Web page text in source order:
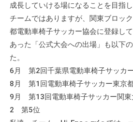
成長していける場になることを目指
チームではありますが、関東ブロッ
都電動車椅子サッカー協会に登録し
あった「公式大会への出場」も以下
た。
6月 第2回千葉県電動車椅子サッカ
8月 第1回電動車椅子サッカー東京
9月 第13回電動車椅子サッカー関
2 第5位